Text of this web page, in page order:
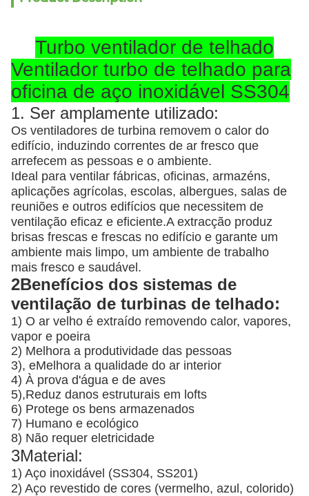
Turbo ventilador de telhado
Ventilador turbo de telhado para
oficina de aço inoxidável SS304
1. Ser amplamente utilizado:
Os ventiladores de turbina removem o calor do
edifício, induzindo correntes de ar fresco que
arrefecem as pessoas e o ambiente.
Ideal para ventilar fábricas, oficinas, armazéns,
aplicações agrícolas, escolas, albergues, salas de
reuniões e outros edifícios que necessitem de
ventilação eficaz e eficiente.A extracção produz
brisas frescas e frescas no edifício e garante um
ambiente mais limpo, um ambiente de trabalho
mais fresco e saudável.
2Benefícios dos sistemas de
ventilação de turbinas de telhado:
1) O ar velho é extraído removendo calor, vapores,
vapor e poeira
2) Melhora a produtividade das pessoas
3), eMelhora a qualidade do ar interior
4) À prova d'água e de aves
5),Reduz danos estruturais em lofts
6) Protege os bens armazenados
7) Humano e ecológico
8) Não requer eletricidade
3Material:
1) Aço inoxidável (SS304, SS201)
2) Aço revestido de cores (vermelho, azul, colorido)